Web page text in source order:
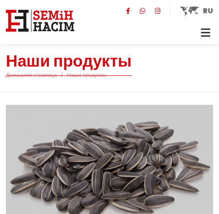
RU
Наши продукты
Домашняя страница Наши продукты